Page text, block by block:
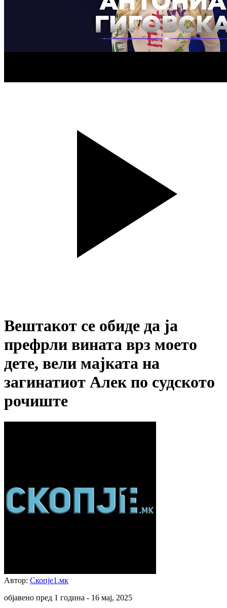
Вештакот се обиде да ја
префрли вината врз моето
дете, вели мајката на
загинатиот Алек по судското
рочиште
Автор: Скопје1.мк
објавено пред 1 година - 16 мај, 2025